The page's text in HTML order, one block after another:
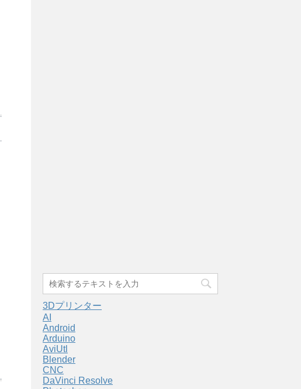
3Dプリンター
AI
Android
Arduino
AviUtl
Blender
CNC
DaVinci Resolve